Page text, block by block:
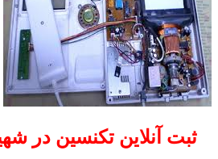
ثبت آنلاین تکنسین در